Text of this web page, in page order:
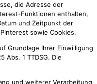
die Adresse der
Funktionen enthalten,
und Zeitpunkt der
sowie Cookies.
Grundlage Ihrer Einwilligung
Abs. 1 TTDSG. Die
und weiterer Verarbeitung